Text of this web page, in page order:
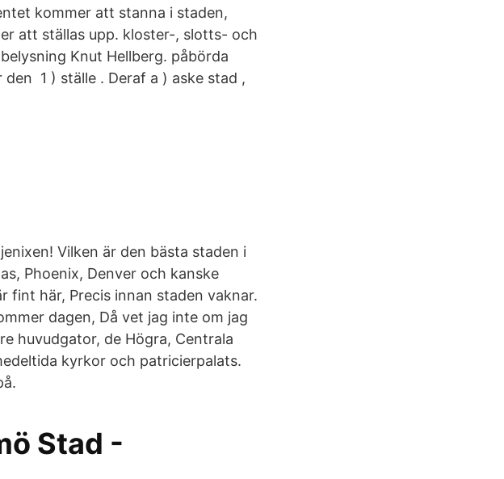
kommer att stanna i staden,
att ställas upp. kloster-, slotts- och
Knut Hellberg. påbörda
1 ) ställe . Deraf a ) aske stad ,
Vilken är den bästa staden i
Phoenix, Denver och kanske
fint här, Precis innan staden vaknar.
dagen, Då vet jag inte om jag
huvudgator, de Högra, Centrala
kyrkor och patricierpalats.
Stad -